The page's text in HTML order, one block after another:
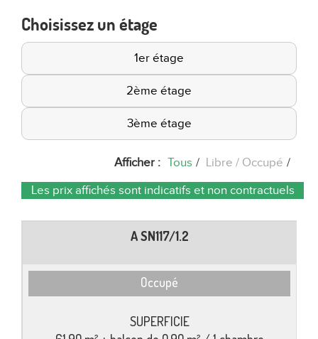
Choisissez un étage
1er étage
2ème étage
3ème étage
/
/ Libre Occupé
Tous
Afficher :
Les prix affichés sont indicatifs et non contractuels
A SN117/1.2
Occupé